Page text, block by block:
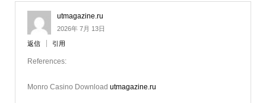
utmagazine.ru
2026年 7月 13日
返信 引用
References:
Monro Casino Download utmagazine.ru